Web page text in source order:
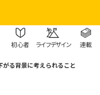
初心者 ライフデザイン 連載
がる背景に考えられること